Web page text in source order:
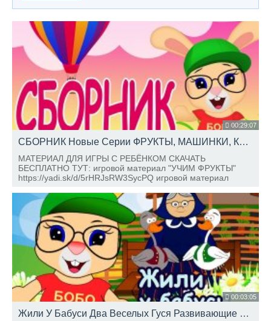
00:29:07
СБОРНИК Новые Серии ФРУКТЫ, МАШИНКИ, КОЛОБОК, УЧИМСЯ ГОВОРИТЬ, Школа Кролика БОБО
МАТЕРИАЛ ДЛЯ ИГРЫ С РЕБЁНКОМ СКАЧАТЬ
БЕСПЛАТНО ТУТ: игровой материал "УЧИМ ФРУКТЫ"
https://yadi.sk/d/5rHRJsRW3SycPQ игровой материал
https://yadi.sk/d/c7vptx0P3SsTF7 игровой материал
"КОЛОБОК" https://yadi.
00:03:05
Жили У Бабуси Два Веселых Гуся Развивающие мультики ШКОЛА КРОЛИКА БОБО